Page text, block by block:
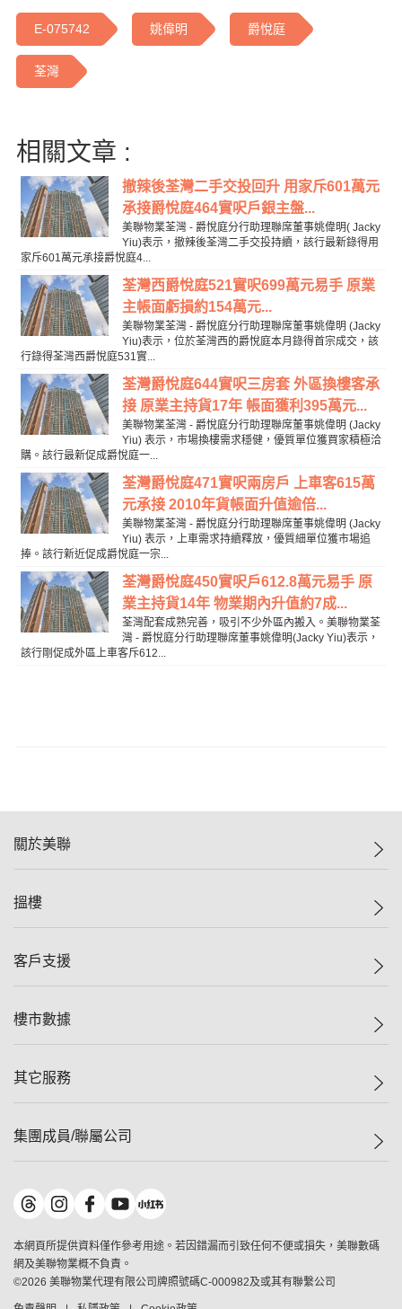
E-075742 姚偉明 爵悅庭
荃灣
相關文章 :
撤辣後荃灣二手交投回升 用家斥601萬元
承接爵悅庭464實呎戶銀主盤...
美聯物業荃灣 - 爵悅庭分行助理聯席董事姚偉明( Jacky
Yiu)表示，撤辣後荃灣二手交投持續，該行最新錄得用
家斥601萬元承接爵悅庭4...
荃灣西爵悅庭521實呎699萬元易手 原業
主帳面虧損約154萬元...
美聯物業荃灣 - 爵悅庭分行助理聯席董事姚偉明 (Jacky
Yiu)表示，位於荃灣西的爵悅庭本月錄得首宗成交，該
行錄得荃灣西爵悅庭531實...
荃灣爵悅庭644實呎三房套 外區換樓客承
接 原業主持貨17年 帳面獲利395萬元...
美聯物業荃灣 - 爵悅庭分行助理聯席董事姚偉明 (Jacky
Yiu) 表示，市場換樓需求穩健，優質單位獲買家積極洽
購。該行最新促成爵悅庭一...
荃灣爵悅庭471實呎兩房戶 上車客615萬
元承接 2010年貨帳面升值逾倍...
美聯物業荃灣 - 爵悅庭分行助理聯席董事姚偉明 (Jacky
Yiu) 表示，上車需求持續釋放，優質細單位獲市場追
捧。該行新近促成爵悅庭一宗...
荃灣爵悅庭450實呎戶612.8萬元易手 原
業主持貨14年 物業期內升值約7成...
荃灣配套成熟完善，吸引不少外區內搬入。美聯物業荃
灣 - 爵悅庭分行助理聯席董事姚偉明(Jacky Yiu)表示，
該行剛促成外區上車客斥612...
關於美聯
美聯集團
人才招募
搵樓
一手新盤
減價
美聯豪宅
獨家樓盤
租盤
客戶支援
自助放盤
查詢熱線
按揭計算機
負擔能力計算機
轉按計算機
繳款方式
樓市數據
樓價指數
歷史成交
屋苑成交排行榜
地區百科
其它服務
屋苑專頁
美聯精英會
美善會
地產代理管理協會
集團成員/聯屬公司
美聯物業
鋑聯控股*
美聯工商舖*
美聯中國
美聯澳門
本網頁所提供資料僅作參考用途。若因錯漏而引致任何不便或損失，美聯數碼
網及美聯物業概不負責。
©2026 美聯物業代理有限公司牌照號碼C-000982及或其有聯繫公司